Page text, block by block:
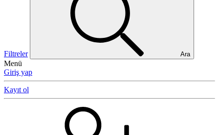
Filtreler Ara
Menü
Giriş yap
Kayıt ol